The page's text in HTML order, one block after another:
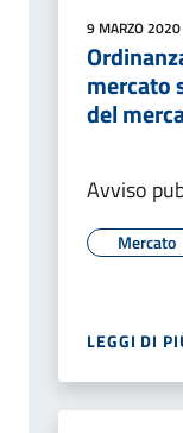
9 MARZO 2020
mercato
del
Avviso
Mercato
LEGGI DI